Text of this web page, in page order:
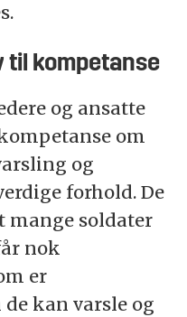
til kompetanse
og ansatte
om
og
forhold. De
mange soldater
nok
er
kan varsle og